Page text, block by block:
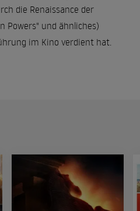
die Renaissance der
Powers" und ähnliches)
im Kino verdient hat.